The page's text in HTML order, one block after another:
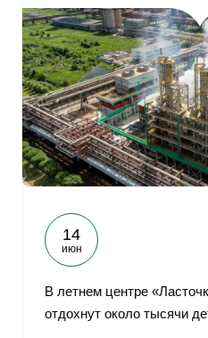
14
июн
В летнем центре
отдохнут около тысячи